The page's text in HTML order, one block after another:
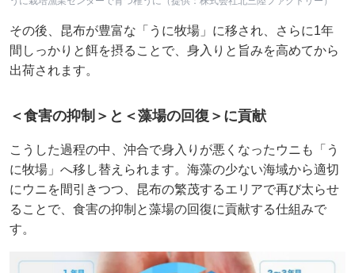
その後、昆布が豊富な「うに牧場」に移され、さらに1年
間しっかりと餌を摂ることで、身入りと旨みを高めてから
出荷されます。
＜食害の抑制＞と＜藻場の回復＞に貢献
こうした過程の中、沖合で身入りが悪くなったウニも「う
に牧場」へ移し替えられます。海藻の少ない海域から適切
にウニを間引きつつ、昆布の繁茂するエリアで再び太らせ
ることで、食害の抑制と藻場の回復に貢献する仕組みで
す。